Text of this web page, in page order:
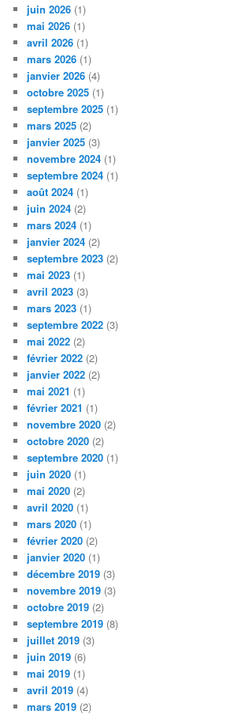
juin 2026 (1)
mai 2026 (1)
avril 2026 (1)
mars 2026 (1)
janvier 2026 (4)
octobre 2025 (1)
septembre 2025 (1)
mars 2025 (2)
janvier 2025 (3)
novembre 2024 (1)
septembre 2024 (1)
août 2024 (1)
juin 2024 (2)
mars 2024 (1)
janvier 2024 (2)
septembre 2023 (2)
mai 2023 (1)
avril 2023 (3)
mars 2023 (1)
septembre 2022 (3)
mai 2022 (2)
février 2022 (2)
janvier 2022 (2)
mai 2021 (1)
février 2021 (1)
novembre 2020 (2)
octobre 2020 (2)
septembre 2020 (1)
juin 2020 (1)
mai 2020 (2)
avril 2020 (1)
mars 2020 (1)
février 2020 (2)
janvier 2020 (1)
décembre 2019 (3)
novembre 2019 (3)
octobre 2019 (2)
septembre 2019 (8)
juillet 2019 (3)
juin 2019 (6)
mai 2019 (1)
avril 2019 (4)
mars 2019 (2)